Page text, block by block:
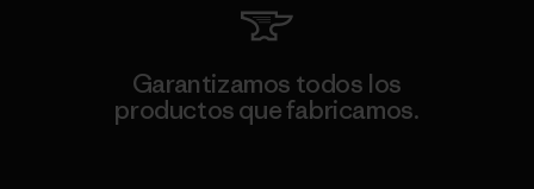
Garantizamos todos los
productos que fabricamos.